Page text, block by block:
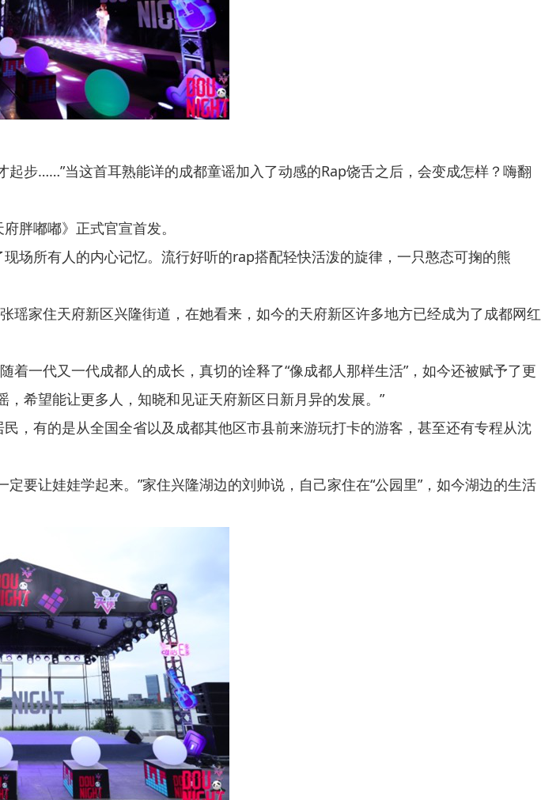
步……”当这首耳熟能详的成都童谣加入了动感的Rap饶舌之后，会变成怎样？嗨翻
胖嘟嘟》正式官宣首发。
所有人的内心记忆。流行好听的rap搭配轻快活泼的旋律，一只憨态可掬的熊
家住天府新区兴隆街道，在她看来，如今的天府新区许多地方已经成为了成都网红
一代又一代成都人的成长，真切的诠释了“像成都人那样生活”，如今还被赋予了更
希望能让更多人，知晓和见证天府新区日新月异的发展。”
有的是从全国全省以及成都其他区市县前来游玩打卡的游客，甚至还有专程从沈
让娃娃学起来。”家住兴隆湖边的刘帅说，自己家住在“公园里”，如今湖边的生活